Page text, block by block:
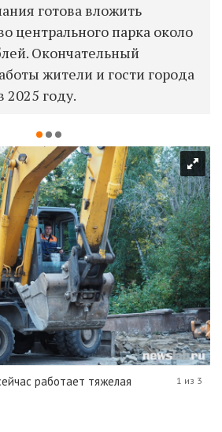
готова вложить
центрального парка около
Окончательный
жители и гости города
2025 году.
работает тяжелая
1 из 3